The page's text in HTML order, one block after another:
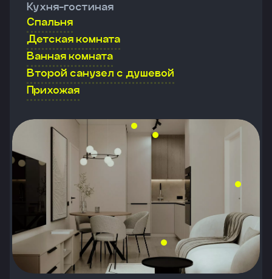
Кухня-гостиная
Спальня
Детская комната
Ванная комната
Второй санузел с душевой
Прихожая